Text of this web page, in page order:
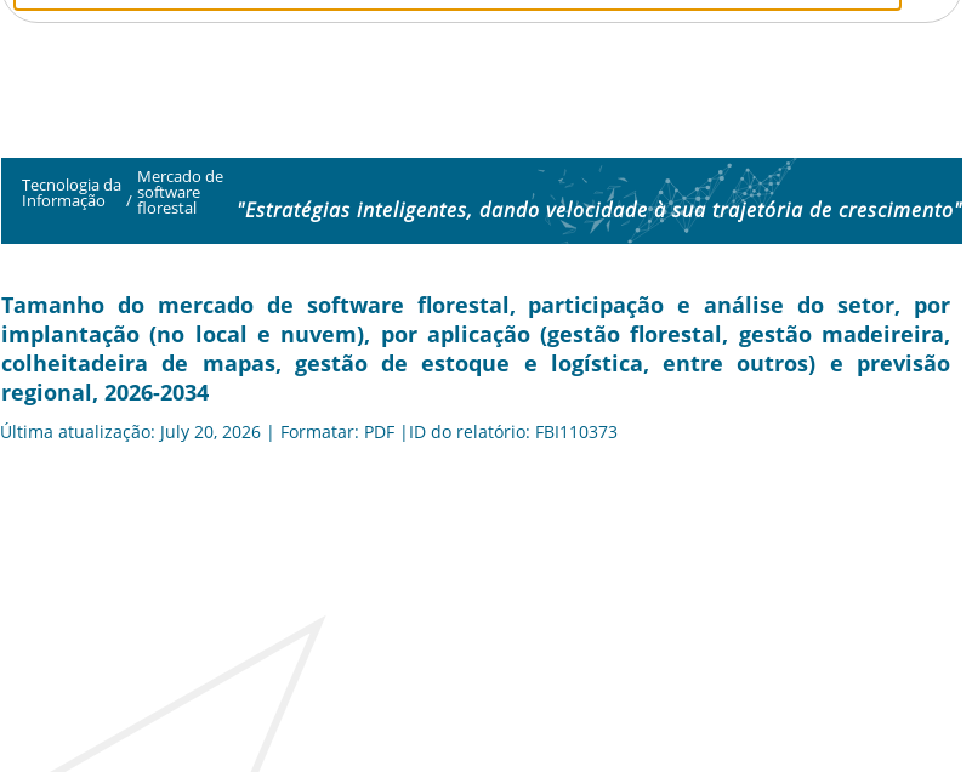
Tecnologia da
Informação /
Mercado de
software
florestal "Estratégias inteligentes, dando velocidade à sua trajetória de crescimento"
Tamanho do mercado de software florestal, participação e análise do setor, por
implantação (no local e nuvem), por aplicação (gestão florestal, gestão madeireira,
colheitadeira de mapas, gestão de estoque e logística, entre outros) e previsão
regional, 2026-2034
Última atualização: July 20, 2026 | Formatar: PDF |ID do relatório: FBI110373